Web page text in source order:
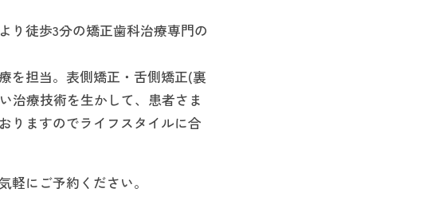
り徒歩3分の矯正歯科治療専門の
を担当。表側矯正・舌側矯正(裏
治療技術を生かして、患者さま
りますのでライフスタイルに合
軽にご予約ください。